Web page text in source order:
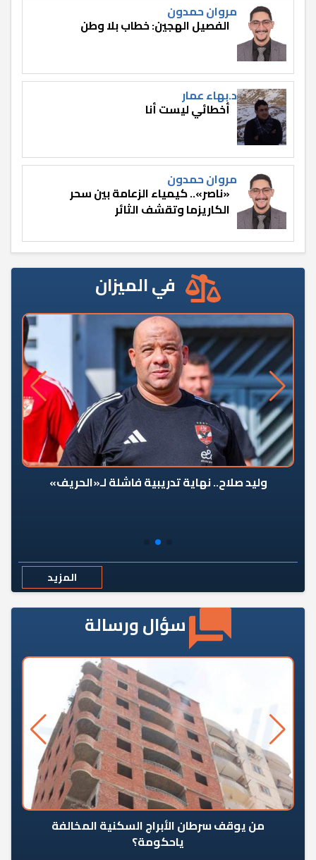
مروان حمدون
الفصيل الهجين: خطاب بلا وطن
د.بهاء عمار
أخطائي ليست أنا
مروان حمدون
«ناصر».. كيمياء الزعامة بين سحر
الكاريزما وتقشف الثائر
في الميزان
وليد صلاح.. نهاية تدريبية فاشلة لـ«الحريف»
المزيد
سؤال ورسالة
من يوقف سرطان الأبراج السكنية المخالفة
ياحكومة؟